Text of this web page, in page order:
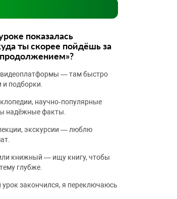
показалась
ты скорее пойдёшь за
видеоплатформы — там быстро
подборки.
научно‑популярные
надёжные факты.
экскурсии — люблю
книжный — ищу книгу, чтобы
глубже.
закончился, я переключаюсь